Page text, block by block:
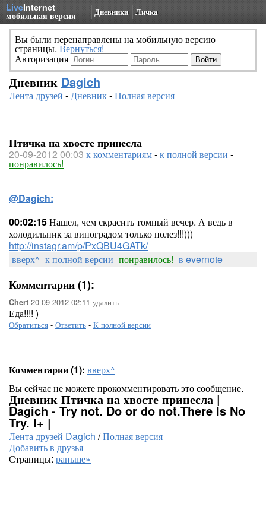
LiveInternet
мобильная версия Дневники Личка
Вы были перенаправлены на мобильную версию
страницы. Вернуться!
Авторизация
Дневник Dagich
Лента друзей -Дневник-Полная версия
Птичка на хвосте принесла
20-09-2012 00:03 к комментариям-к полной версии -
понравилось!
@Dagich:
00:02:15Нашел, чем скрасить томный вечер. А ведь в
холодильник за виноградом только полез!!!)))
http://instagr.am/p/PxQBU4GATk/
вверх^ к полной версии понравилось! в evernote
Комментарии (1):
Chert 20-09-2012-02:11 удалить
Еда!!!! )
Обратиться - Ответить - К полной версии
Комментарии (1): вверх^
Вы сейчас не можете прокомментировать это сообщение.
Дневник Птичка на хвосте принесла |
Dagich - Try not. Do or do not.There Is No
Try. I+ |
Лента друзей Dagich /Полная версия
Добавить в друзья
Страницы: раньше»